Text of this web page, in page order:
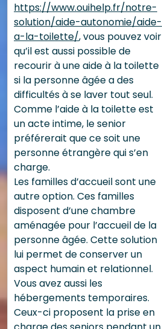
https://www.ouihelp.fr/notre-
solution/aide-autonomie/aide-
a-la-toilette/, vous pouvez voir
qu’il est aussi possible de
recourir à une aide à la toilette
si la personne âgée a des
difficultés à se laver tout seul.
Comme l’aide à la toilette est
un acte intime, le senior
préférerait que ce soit une
personne étrangère qui s’en
charge.
Les familles d’accueil sont une
autre option. Ces familles
disposent d’une chambre
aménagée pour l’accueil de la
personne âgée. Cette solution
lui permet de conserver un
aspect humain et relationnel.
Vous avez aussi les
hébergements temporaires.
Ceux-ci proposent la prise en